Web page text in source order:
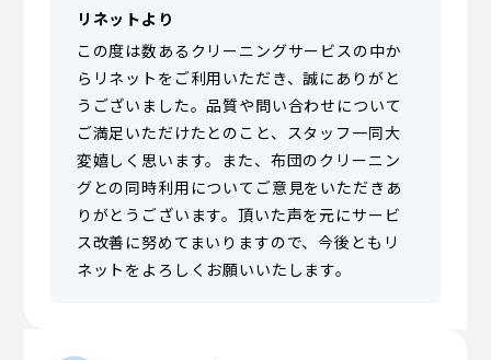
リネットより
この度は数あるクリーニングサービスの中か
らリネットをご利用いただき、誠にありがと
うございました。品質や問い合わせについて
ご満足いただけたとのこと、スタッフ一同大
変嬉しく思います。また、布団のクリーニン
グとの同時利用についてご意見をいただきあ
りがとうございます。頂いた声を元にサービ
ス改善に努めてまいりますので、今後ともリ
ネットをよろしくお願いいたします。